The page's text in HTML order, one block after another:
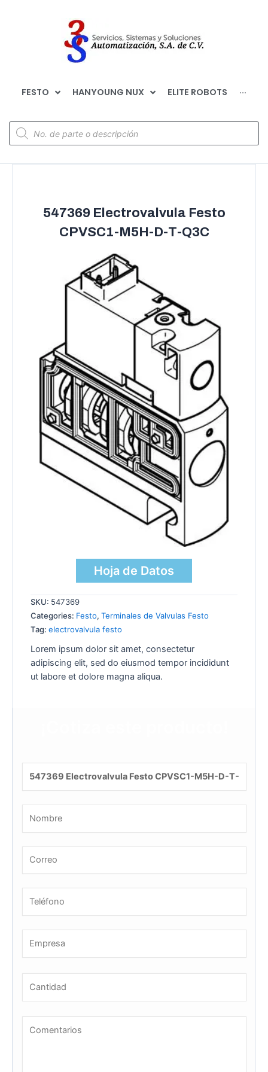
FESTO HANYOUNG NUX ELITE ROBOTS ···
547369 Electrovalvula Festo
CPVSC1-M5H-D-T-Q3C
Hoja de Datos
SKU: 547369
Categories: Festo, Terminales de Valvulas Festo
Tag: electrovalvula festo
Lorem ipsum dolor sit amet, consectetur
adipiscing elit, sed do eiusmod tempor incididunt
ut labore et dolore magna aliqua.